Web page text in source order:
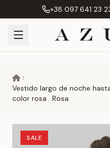
+38 097 641 23
Vestido largo de noche
color rosa . Rosa.
SALE